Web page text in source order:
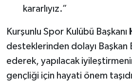
kararlıyız.”
Kurşunlu Spor Kulübü Başkanı
desteklerinden dolayı Başkan
ederek, yapılacak
gençliği için hayati önem